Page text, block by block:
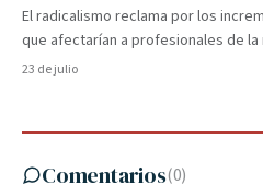
El radicalismo reclama por los
que afectarían a profesionales de la
23 de julio
Comentarios(0)